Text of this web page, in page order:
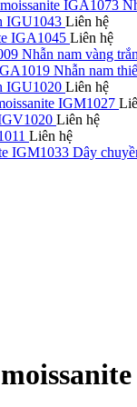
IGU1043 Liên hệ
IGA1045 Liên hệ
Nhẫn nam vàng
Nhẫn nam
IGU1020 Liên hệ
IGM1027
Liên hệ
Liên hệ
Dây